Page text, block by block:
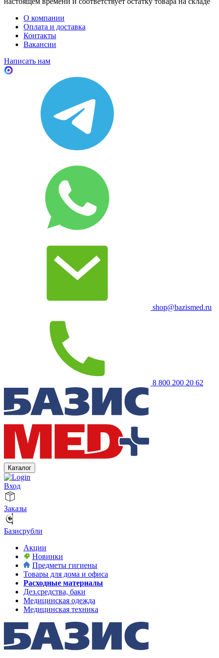
О компании
Оплата и доставка
Контакты
Вакансии
Написать нам
shop@bazismed.ru
8 800 200 20 62
Каталог
Вход
Заказы
Базисрубли
Акции
Новинки
Предметы гигиены
Товары для дома и офиса
Расходные материалы
Дез.средства, баки
Медицинская одежда
Медицинская техника